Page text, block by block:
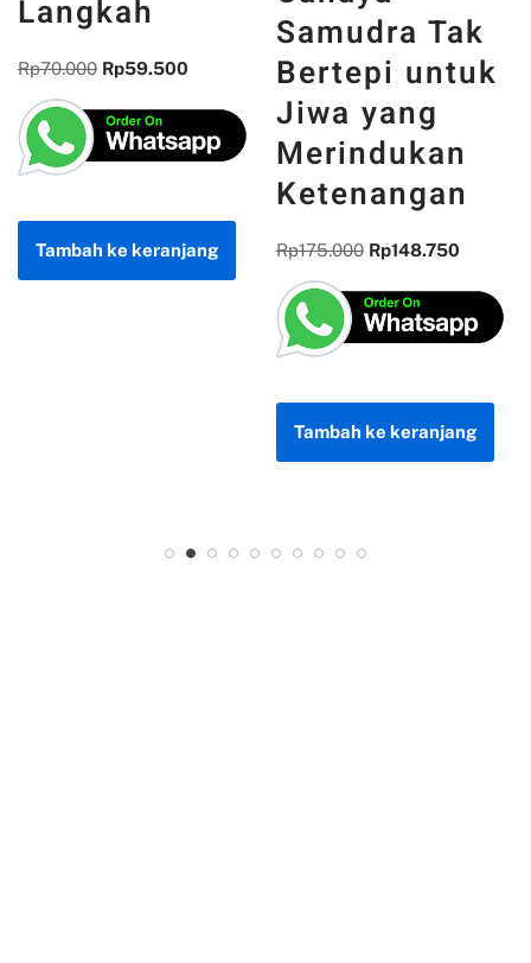
Kumpulan
Renungan :
Cahaya
Samudra Tak
Bertepi untuk
Jiwa yang
Merindukan
Tambah ke keranjang
Untuk Masa
Depan :
Secercah
Kontribusi
dari Bidang
Informatika
Rp85.000
Tambah ke keranjang